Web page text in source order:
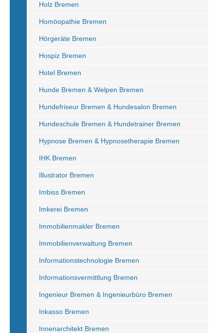
Holz Bremen
Homöopathie Bremen
Hörgeräte Bremen
Hospiz Bremen
Hotel Bremen
Hunde Bremen & Welpen Bremen
Hundefriseur Bremen & Hundesalon Bremen
Hundeschule Bremen & Hundetrainer Bremen
Hypnose Bremen & Hypnosetherapie Bremen
IHK Bremen
Illustrator Bremen
Imbiss Bremen
Imkerei Bremen
Immobilienmakler Bremen
Immobilienverwaltung Bremen
Informationstechnologie Bremen
Informationsvermittlung Bremen
Ingenieur Bremen & Ingenieurbüro Bremen
Inkasso Bremen
Innenarchitekt Bremen